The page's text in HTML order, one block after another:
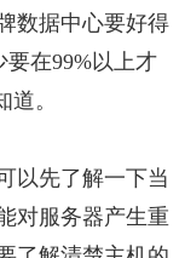
数据中心要好得
在99%以上才
。
以先了解一下当
对服务器产生重